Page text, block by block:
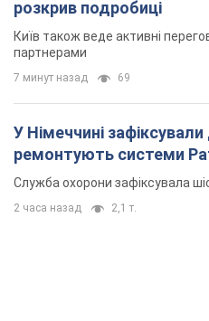
розкрив подробиці
Київ також веде активні
партнерами
7 минут назад 69
У Німеччині
ремонтують системи
Служба охорони зафіксувала
2 часа назад 2,1 т.